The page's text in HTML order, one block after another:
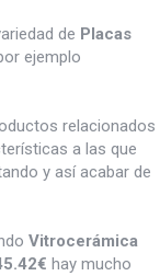
de Placas
ejemplo
relacionados
a las que
y así acabar de
Vitrocerámica
hay mucho